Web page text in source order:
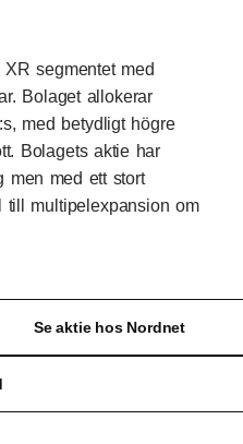
segmentet med
Bolaget allokerar
med betydligt högre
Bolagets aktie har
men med ett stort
till multipelexpansion om
Se aktie hos Nordnet